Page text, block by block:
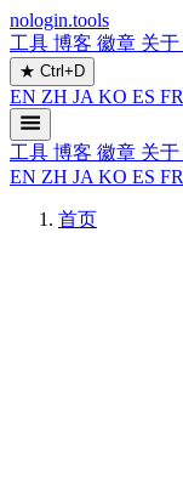
nologin.tools
工具 博客 徽章 关于
★ Ctrl+D
EN ZH JA KO ES FR
工具 博客 徽章 关于
EN ZH JA KO ES FR
首页